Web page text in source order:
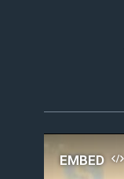
EMBED